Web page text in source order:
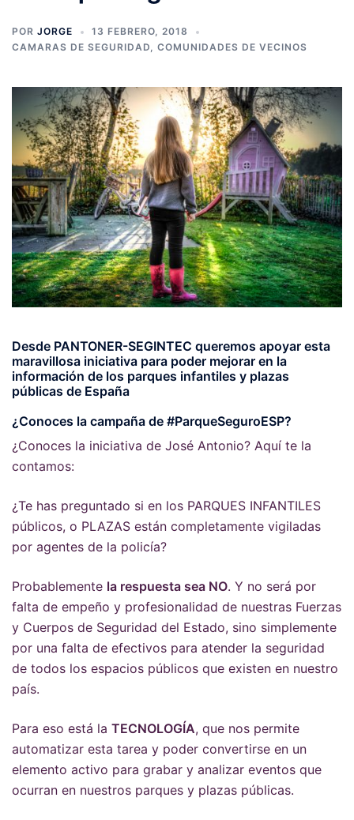
POR JORGE
13 FEBRERO, 2018
CAMARAS DE SEGURIDAD, COMUNIDADES DE VECINOS
Desde PANTONER-SEGINTEC queremos apoyar esta
maravillosa iniciativa para poder mejorar en la
información de los parques infantiles y plazas
públicas de España
¿Conoces la campaña de #ParqueSeguroESP?
¿Conoces la iniciativa de José Antonio? Aquí te la
contamos:
¿Te has preguntado si en los PARQUES INFANTILES
públicos, o PLAZAS están completamente vigiladas
por agentes de la policía?
Probablemente la respuesta sea NO. Y no será por
falta de empeño y profesionalidad de nuestras Fuerzas
y Cuerpos de Seguridad del Estado, sino simplemente
por una falta de efectivos para atender la seguridad
de todos los espacios públicos que existen en nuestro
país.
Para eso está la TECNOLOGÍA, que nos permite
automatizar esta tarea y poder convertirse en un
elemento activo para grabar y analizar eventos que
ocurran en nuestros parques y plazas públicas.